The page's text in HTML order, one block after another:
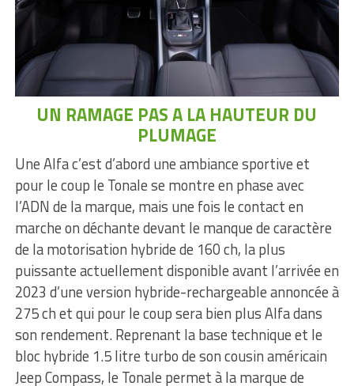
UN RAMAGE PAS A LA HAUTEUR DU
PLUMAGE
Une Alfa c’est d’abord une ambiance sportive et
pour le coup le Tonale se montre en phase avec
l’ADN de la marque, mais une fois le contact en
marche on déchante devant le manque de caractère
de la motorisation hybride de 160 ch, la plus
puissante actuellement disponible avant l’arrivée en
2023 d’une version hybride-rechargeable annoncée à
275 ch et qui pour le coup sera bien plus Alfa dans
son rendement. Reprenant la base technique et le
bloc hybride 1.5 litre turbo de son cousin américain
Jeep Compass, le Tonale permet à la marque de